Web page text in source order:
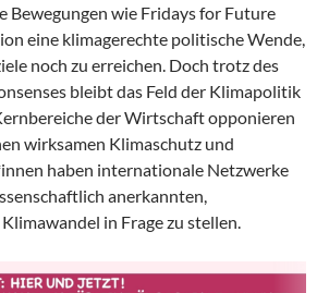
Bewegungen wie Fridays for Future
eine klimagerechte politische Wende,
noch zu erreichen. Doch trotz des
bleibt das Feld der Klimapolitik
der Wirtschaft opponieren
wirksamen Klimaschutz und
haben internationale Netzwerke
anerkannten,
in Frage zu stellen.